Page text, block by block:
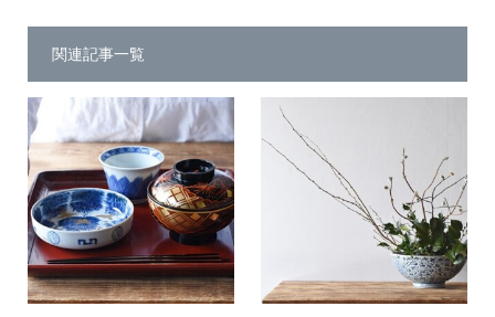
関連記事一覧